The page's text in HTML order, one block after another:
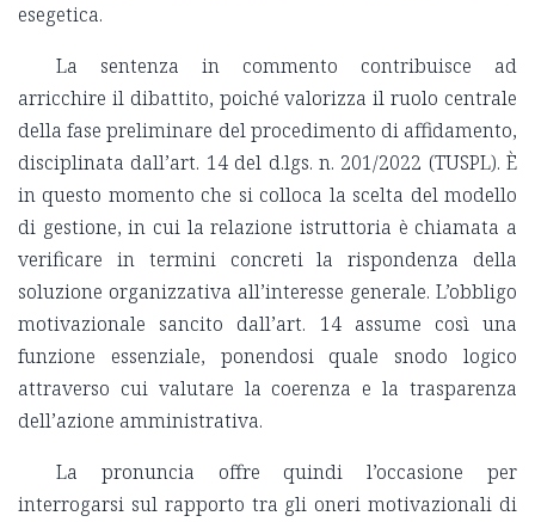
esegetica.
La sentenza in commento contribuisce ad
arricchire il dibattito, poiché valorizza il ruolo centrale
della fase preliminare del procedimento di affidamento,
disciplinata dall’art. 14 del d.lgs. n. 201/2022 (TUSPL). È
in questo momento che si colloca la scelta del modello
di gestione, in cui la relazione istruttoria è chiamata a
verificare in termini concreti la rispondenza della
soluzione organizzativa all’interesse generale. L’obbligo
motivazionale sancito dall’art. 14 assume così una
funzione essenziale, ponendosi quale snodo logico
attraverso cui valutare la coerenza e la trasparenza
dell’azione amministrativa.
La pronuncia offre quindi l’occasione per
interrogarsi sul rapporto tra gli oneri motivazionali di